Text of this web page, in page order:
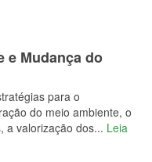
e Mudança do
para o
do meio ambiente, o
a valorização dos... Leia